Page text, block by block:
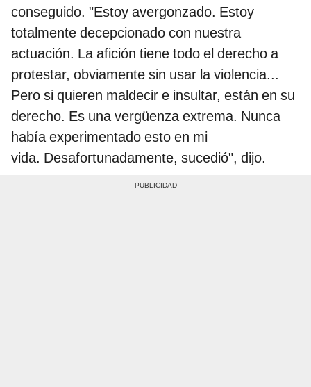
conseguido. "Estoy avergonzado. Estoy
totalmente decepcionado con nuestra
actuación. La afición tiene todo el derecho a
protestar, obviamente sin usar la violencia...
Pero si quieren maldecir e insultar, están en su
derecho. Es una vergüenza extrema. Nunca
había experimentado esto en mi
vida. Desafortunadamente, sucedió", dijo.